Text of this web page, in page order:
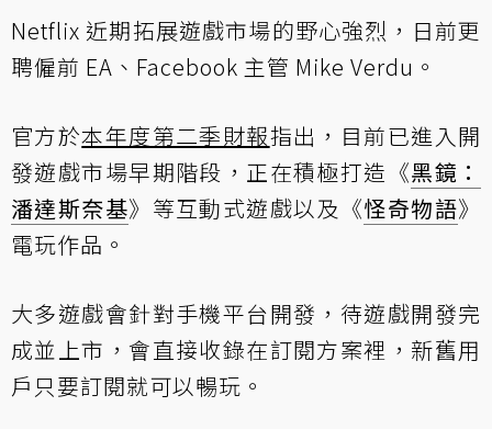
​Netflix 近期拓展遊戲市場的野心強烈，日前更
聘僱前 EA、Facebook 主管 Mike Verdu。
官方於本年度第二季財報指出，目前已進入開
發遊戲市場早期階段，正在積極打造《黑鏡：
潘達斯奈基》等互動式遊戲以及《怪奇物語》
電玩作品。
大多遊戲會針對手機平台開發，待遊戲開發完
成並上市，會直接收錄在訂閱方案裡，新舊用
戶只要訂閱就可以暢玩。